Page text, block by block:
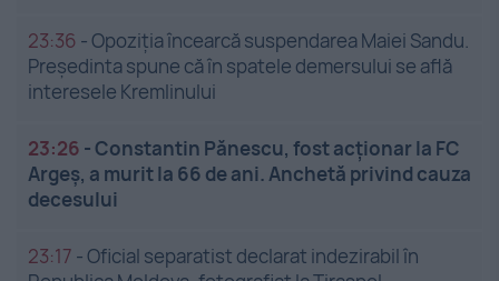
23:36 -Opoziția încearcă suspendarea Maiei Sandu.
Președinta spune că în spatele demersului se află
interesele Kremlinului
23:26 -Constantin Pănescu, fost acționar la FC
Argeș, a murit la 66 de ani. Anchetă privind cauza
decesului
23:17 -Oficial separatist declarat indezirabil în